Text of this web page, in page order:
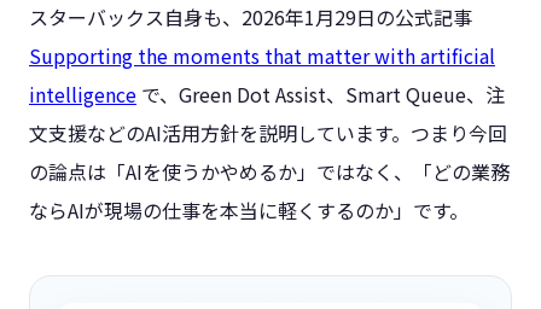
スターバックス自身も、2026年1月29日の公式記事
Supporting the moments that matter with artificial
intelligence で、Green Dot Assist、Smart Queue、注
文支援などのAI活用方針を説明しています。つまり今回
の論点は「AIを使うかやめるか」ではなく、「どの業務
ならAIが現場の仕事を本当に軽くするのか」です。